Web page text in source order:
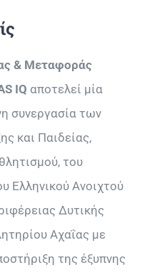
& Μεταφοράς
IQ αποτελεί μία
συνεργασία των
και Παιδείας,
του
Ελληνικού Ανοιχτού
∆υτικής
Αχαΐας με
της έξυπνης